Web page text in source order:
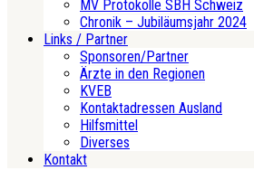
MV Protokolle SBH Schweiz
Chronik – Jubiläumsjahr 2024
Links / Partner
Sponsoren/Partner
Ärzte in den Regionen
KVEB
Kontaktadressen Ausland
Hilfsmittel
Diverses
Kontakt